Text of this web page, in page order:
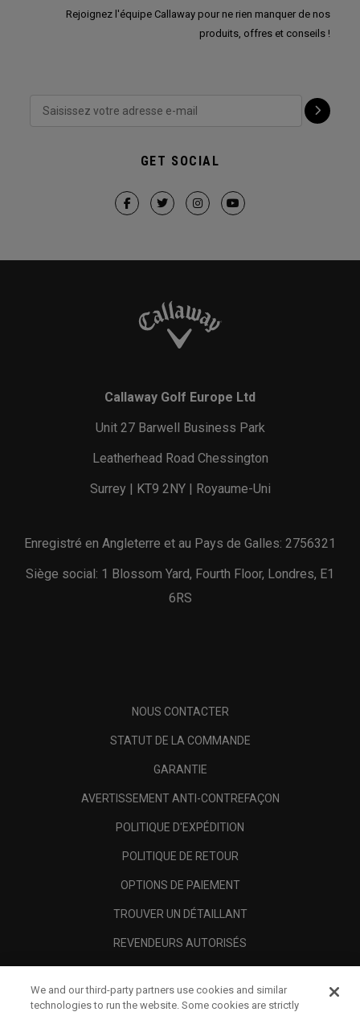
Rejoignez l'équipe Callaway pour ne rien manquer de nos
produits, offres et conseils !
GET SOCIAL
Callaway Golf Europe Ltd
Unit 27 Barwell Business Park
Leatherhead Road Chessington
Surrey | KT9 2NY | Royaume-Uni
Enregistré en Angleterre et au Pays de Galles: 2756321
Siège social: 1 Blossom Yard, Fourth Floor, Londres, E1
6RS
NOUS CONTACTER
STATUT DE LA COMMANDE
GARANTIE
AVERTISSEMENT ANTI-CONTREFAÇON
POLITIQUE D'EXPÉDITION
POLITIQUE DE RETOUR
OPTIONS DE PAIEMENT
TROUVER UN DÉTAILLANT
REVENDEURS AUTORISÉS
A PROPOS
We and our third-party partners use cookies and similar
technologies to run the website. Some cookies are strictly